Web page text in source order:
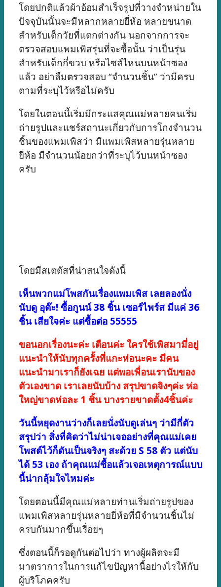
โดยปกติแล้วผ้าอ้อมสำเร็จรูปที่วางจำหน่ายใน
ปัจจุบันนั้นจะมีหลากหลายยี่ห้อ หลายขนาด
สำหรับเด็กวัยที่แตกต่างกัน นอกจากการจะ
ตรวจสอบแพมเพิสรุ่นที่จะซื้อนั้น ว่าเป็นรุ่น
สำหรับเด็กกี่ขวบ หรือไซส์ไหนบนหน้าซอง
แล้ว อย่าลืมตรวจสอบ “จำนวนชิ้น” ว่ามีครบ
ตามที่ระบุไว้หรือไม่ครับ
โดยในตอนนี้เริ่มมีกระแสคุณแม่หลายคนเริ่ม
ถ่ายรูปและแชร์สถานะเกี่ยวกับการโกงจำนวน
ชิ้นของแพมเพิสว่า มีแพมเพิสหลายรุ่นหลาย
ยี่ห้อ มีจำนวนน้อยกว่าที่ระบุไว้บนหน้าซอง
ครับ
โดยมีสเตตัสที่น่าสนใจดังนี้
เห็นพวกแม่โพสกันเรื่องแพมเพิส เลยลองนั่ง
นับดู อุต๊ะ! ซื้อกูนน์ 38 ชิ้น เซอร์ไพร์ส มีแค่ 36
ชิ้น เสียใจค่ะ แต่ซื้อต่อ 55555
ขอนอกเรื่องนะค่ะ เตือนค่ะ ใครใช้เพิสมามี่อยู่
แนะนำให้นับทุกครั้งที่แกะห่อนะคะ มีคน
แนะนำมาเราก็ยังเฉย แต่พอเพื่อนเรานับของ
ตัวเองขาด เราเลยนับบ้าง สรุปขาดจิงๆค่ะ ห่อ
ใหญ่ขาดห่อละ 1 ชิ้น บางรายขาดตั้ง4ชิ้นค่ะ
วันนี้หยุดงานว่างก็เลยนั่งนับดูเล่นๆ ว่ามีกี่ตัว
สรุปว่า สิ่งที่คิดว่าไม่น่าเจออย่างที่คุณแม่เคย
โพสต์ไว้ก็ดันเป็นจริงๆ สะด้วย S 58 ตัว แต่นับ
ได้ 53 เอง ถ้าคุณแม่ซื้อแล้วเจอเหตุการณ์แบบ
นี้น่ากลุ้มใจไหมค่ะ
โดยตอนนี้มีคุณแม่หลายท่านเริ่มถ่ายรูปของ
แพมเพิสหลายรุ่นหลายยี่ห้อที่มีจำนวนชิ้นไม่
ครบกันมากขึ้นเรื่อยๆ
ซึ่งตอนนี้ก็รอดูกันต่อไปว่า ทางผู้ผลิตจะมี
มาตราการในการแก้ไขปัญหานี้อย่างไรให้กับ
ผู้บริโภคครับ